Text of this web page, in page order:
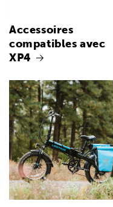
Accessoires
compatibles avec
XP4